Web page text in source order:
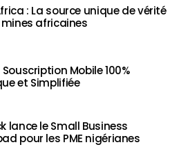
: La source unique de vérité
africaines
Souscription Mobile 100%
et Simplifiée
lance le Small Business
pour les PME nigérianes